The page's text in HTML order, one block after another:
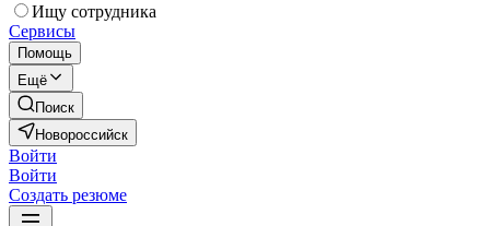
Ищу сотрудника
Сервисы
Помощь
Ещё
Поиск
Новороссийск
Войти
Войти
Создать резюме